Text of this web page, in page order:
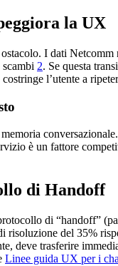
la UX
I dati
2. Se questa
l’utente a
è un fattore
di Handoff
di “handoff”
risoluzione del 35%
deve trasferire
Linee guida UX per i